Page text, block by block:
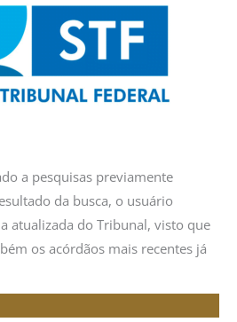
a pesquisas previamente
da busca, o usuário
atualizada do Tribunal, visto que
os acórdãos mais recentes já